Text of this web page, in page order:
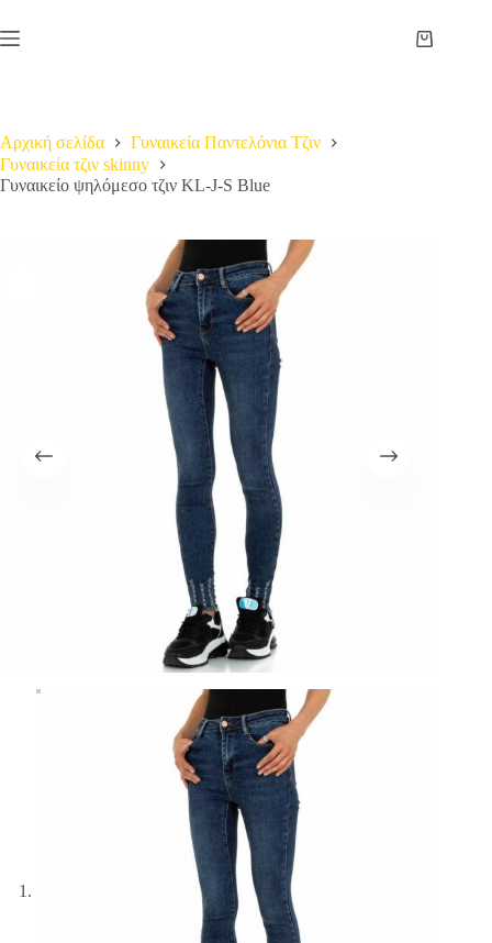
στο
περιεχόμενο
Καλάθι
Αρχική σελίδα
Γυναικεία Παντελόνια Τζιν
Γυναικεία τζιν skinny
Γυναικείο ψηλόμεσο τζιν KL-J-S Blue